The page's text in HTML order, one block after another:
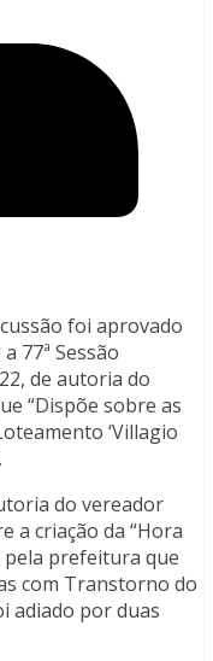
foi aprovado
77ª Sessão
de autoria do
“Dispõe sobre as
‘Villagio
do vereador
a criação da “Hora
pela prefeitura que
com Transtorno do
adiado por duas